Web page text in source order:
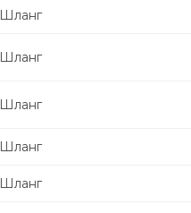
Шланг
Шланг
Шланг
Шланг
Шланг